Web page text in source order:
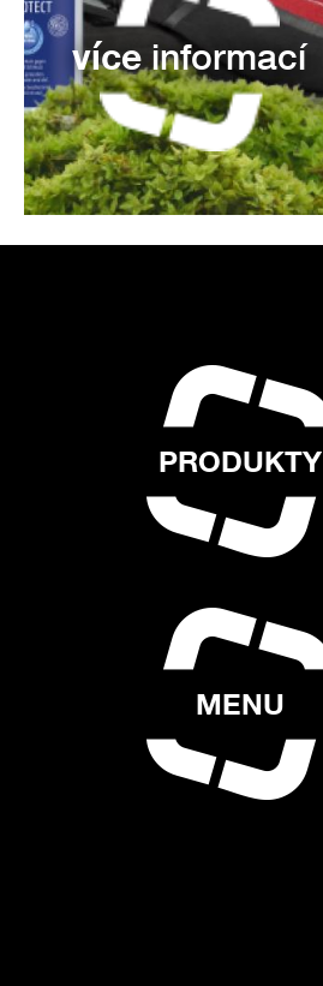
víceinformací
PRODUKTY
MENU